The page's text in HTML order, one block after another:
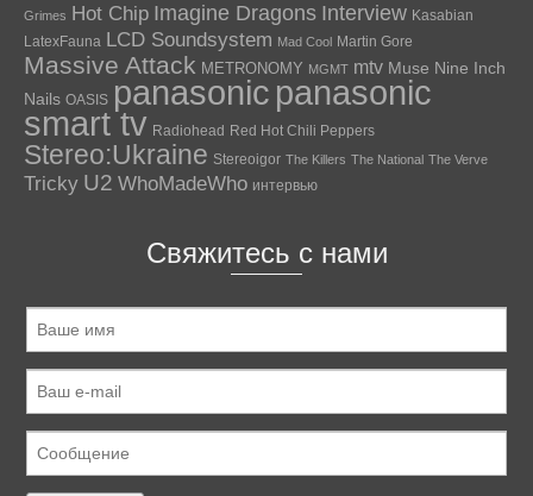
Grimes Hot Chip Imagine Dragons Interview Kasabian
LatexFauna LCD Soundsystem Mad Cool Martin Gore
Massive Attack METRONOMY MGMT mtv Muse Nine Inch
Nails OASIS panasonic panasonic
smart tv Radiohead Red Hot Chili Peppers
Stereo:Ukraine Stereoigor The Killers The National The Verve
Tricky U2 WhoMadeWho интервью
Свяжитесь с нами